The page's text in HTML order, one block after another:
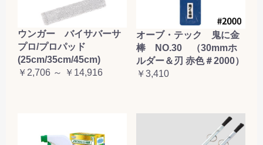
ウンガー バイサバーサ
プロ/プロパッド
(25cm/35cm/45cm)
￥2,706 ～ ￥14,916
オーブ・テック 鬼に金
棒 NO.30 （30mmホ
ルダー＆刃 赤色＃2000）
￥3,410